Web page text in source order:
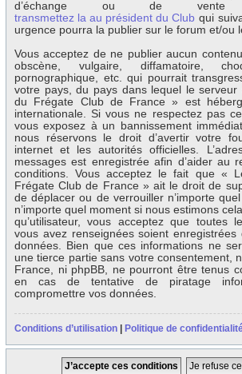
d’échange ou de vente
transmettez la au président du Club qui
urgence pourra la publier sur le forum et/ou
Vous acceptez de ne publier aucun
obscène, vulgaire, diffamatoire,
pornographique, etc. qui pourrait
votre pays, du pays dans lequel le
du Frégate Club de France » est
internationale. Si vous ne respectez pas
vous exposez à un bannissement
nous réservons le droit d’avertir votre
internet et les autorités officielles.
messages est enregistrée afin d’aider au
conditions. Vous acceptez le fait que «
Frégate Club de France » ait le droit de
de déplacer ou de verrouiller n’importe
n’importe quel moment si nous estimons
qu’utilisateur, vous acceptez que toutes
vous avez renseignées soient
données. Bien que ces informations ne
une tierce partie sans votre consentement,
France, ni phpBB, ne pourront être tenus
en cas de tentative de piratage
compromettre vos données.
Conditions d’utilisation Politique de